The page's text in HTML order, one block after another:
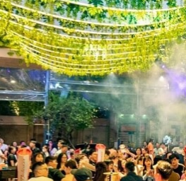
Q3
cùng